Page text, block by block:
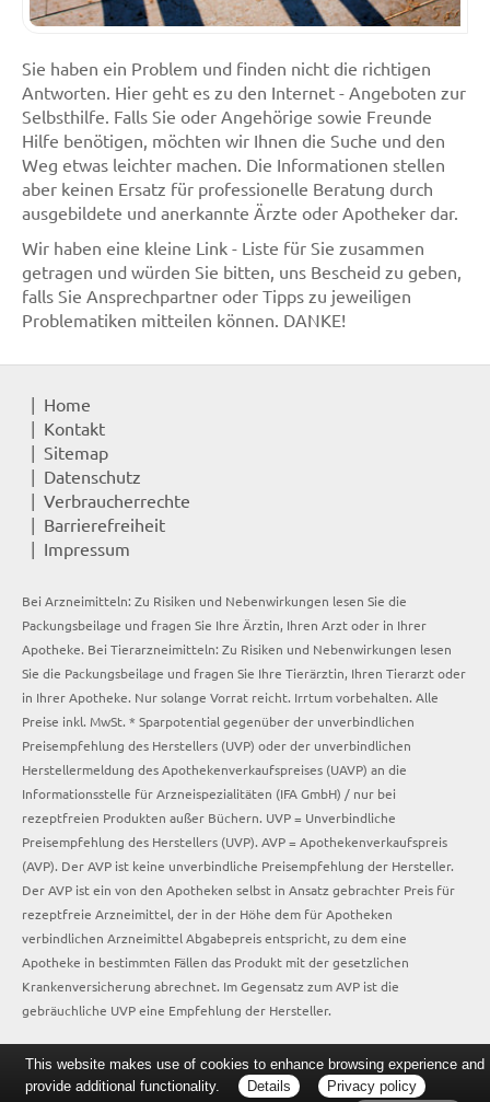
Sie haben ein Problem und finden nicht die richtigen
Antworten. Hier geht es zu den Internet - Angeboten zur
Selbsthilfe. Falls Sie oder Angehörige sowie Freunde
Hilfe benötigen, möchten wir Ihnen die Suche und den
Weg etwas leichter machen. Die Informationen stellen
aber keinen Ersatz für professionelle Beratung durch
ausgebildete und anerkannte Ärzte oder Apotheker dar.
Wir haben eine kleine Link - Liste für Sie zusammen
getragen und würden Sie bitten, uns Bescheid zu geben,
falls Sie Ansprechpartner oder Tipps zu jeweiligen
Problematiken mitteilen können. DANKE!
Home
Kontakt
Sitemap
Datenschutz
Verbraucherrechte
Barrierefreiheit
Impressum
Bei Arzneimitteln: Zu Risiken und Nebenwirkungen lesen Sie die
Packungsbeilage und fragen Sie Ihre Ärztin, Ihren Arzt oder in Ihrer
Apotheke. Bei Tierarzneimitteln: Zu Risiken und Nebenwirkungen lesen
Sie die Packungsbeilage und fragen Sie Ihre Tierärztin, Ihren Tierarzt oder
in Ihrer Apotheke. Nur solange Vorrat reicht. Irrtum vorbehalten. Alle
Preise inkl. MwSt. * Sparpotential gegenüber der unverbindlichen
Preisempfehlung des Herstellers (UVP) oder der unverbindlichen
Herstellermeldung des Apothekenverkaufspreises (UAVP) an die
Informationsstelle für Arzneispezialitäten (IFA GmbH) / nur bei
rezeptfreien Produkten außer Büchern. UVP = Unverbindliche
Preisempfehlung des Herstellers (UVP). AVP = Apothekenverkaufspreis
(AVP). Der AVP ist keine unverbindliche Preisempfehlung der Hersteller.
Der AVP ist ein von den Apotheken selbst in Ansatz gebrachter Preis für
rezeptfreie Arzneimittel, der in der Höhe dem für Apotheken
verbindlichen Arzneimittel Abgabepreis entspricht, zu dem eine
Apotheke in bestimmten Fällen das Produkt mit der gesetzlichen
Krankenversicherung abrechnet. Im Gegensatz zum AVP ist die
gebräuchliche UVP eine Empfehlung der Hersteller.
This website makes use of cookies to enhance browsing experience and
provide additional functionality.
Details Privacy policy